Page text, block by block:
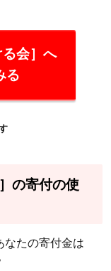
会］へ
る
の寄付の使
なたの寄付金は